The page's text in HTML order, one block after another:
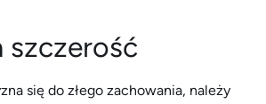
szczerość
się do złego zachowania, należy